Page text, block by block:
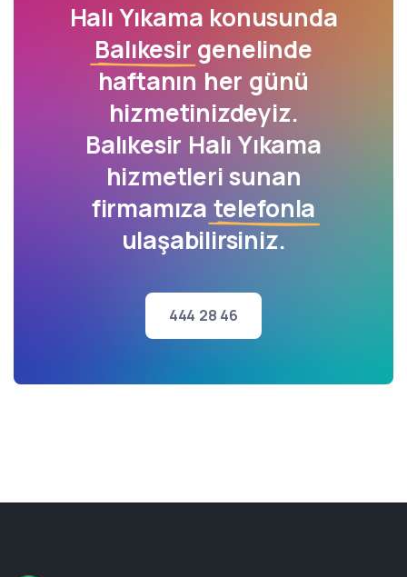
Halı Yıkama konusunda
Balıkesir genelinde
haftanın her günü
hizmetinizdeyiz.
Balıkesir Halı Yıkama
hizmetleri sunan
firmamıza telefonla
ulaşabilirsiniz.
444 28 46